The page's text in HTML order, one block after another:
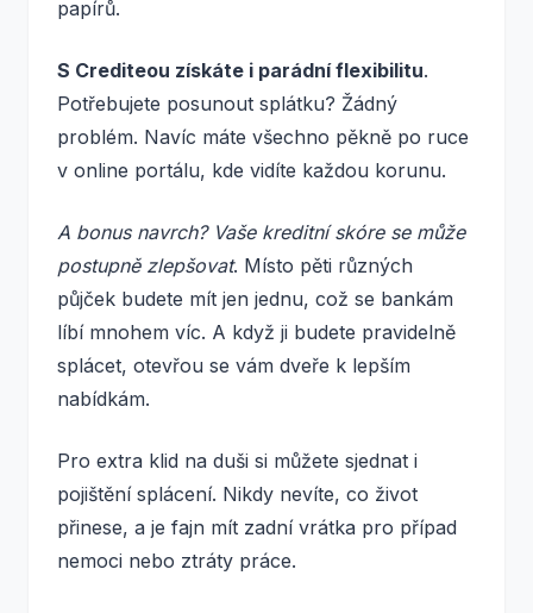
papírů.
S Crediteou získáte i parádní flexibilitu.
Potřebujete posunout splátku? Žádný
problém. Navíc máte všechno pěkně po ruce
v online portálu, kde vidíte každou korunu.
A bonus navrch? Vaše kreditní skóre se může
postupně zlepšovat. Místo pěti různých
půjček budete mít jen jednu, což se bankám
líbí mnohem víc. A když ji budete pravidelně
splácet, otevřou se vám dveře k lepším
nabídkám.
Pro extra klid na duši si můžete sjednat i
pojištění splácení. Nikdy nevíte, co život
přinese, a je fajn mít zadní vrátka pro případ
nemoci nebo ztráty práce.